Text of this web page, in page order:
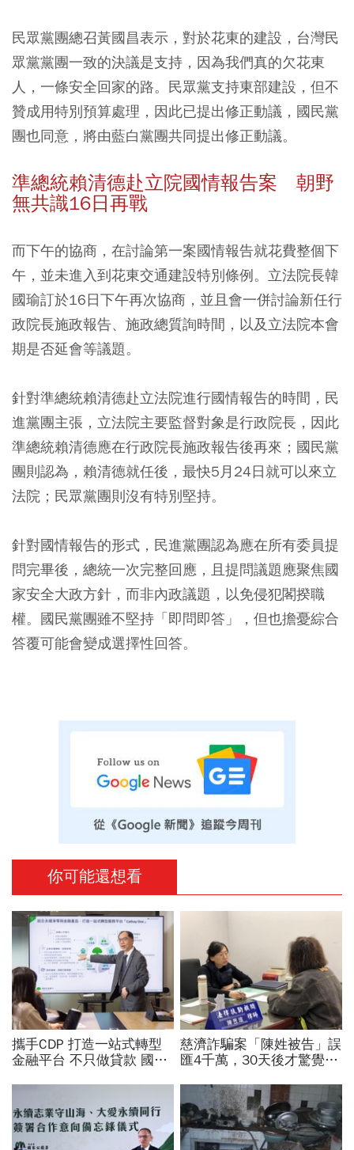
民眾黨團總召黃國昌表示，對於花東的建設，台灣民
眾黨黨團一致的決議是支持，因為我們真的欠花東
人，一條安全回家的路。民眾黨支持東部建設，但不
贊成用特別預算處理，因此已提出修正動議，國民黨
團也同意，將由藍白黨團共同提出修正動議。
準總統賴清德赴立院國情報告案 朝野
無共識16日再戰
而下午的協商，在討論第一案國情報告就花費整個下
午，並未進入到花東交通建設特別條例。立法院長韓
國瑜訂於16日下午再次協商，並且會一併討論新任行
政院長施政報告、施政總質詢時間，以及立法院本會
期是否延會等議題。
針對準總統賴清德赴立法院進行國情報告的時間，民
進黨團主張，立法院主要監督對象是行政院長，因此
準總統賴清德應在行政院長施政報告後再來；國民黨
團則認為，賴清德就任後，最快5月24日就可以來立
法院；民眾黨團則沒有特別堅持。
針對國情報告的形式，民進黨團認為應在所有委員提
問完畢後，總統一次完整回應，且提問議題應聚焦國
家安全大政方針，而非內政議題，以免侵犯閣揆職
權。國民黨團雖不堅持「即問即答」，但也擔憂綜合
答覆可能會變成選擇性回答。
你可能還想看
攜手CDP 打造一站式轉型
金融平台 不只做貸款 國泰
慈濟詐騙案「陳姓被告」誤
匯4千萬，30天後才驚覺：
光全網歪樓找網銀上限金額